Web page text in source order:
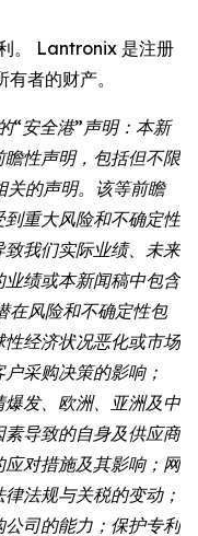
。 Lantronix 是注册
者的财产。
“安全港”声明：本新
性声明，包括但不限
的声明。该等前瞻
重大风险和不确定性
我们实际业绩、未来
绩或本新闻稿中包含
在风险和不确定性包
经济状况恶化或市场
采购决策的影响；
发、欧洲、亚洲及中
导致的自身及供应商
对措施及其影响；网
法规与关税的变动；
司的能力；保护专利